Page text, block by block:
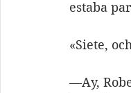
estaba
«Siete,
—Ay,